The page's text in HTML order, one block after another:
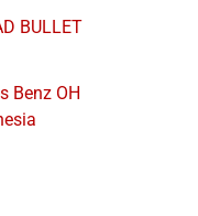
BULLET
Benz OH